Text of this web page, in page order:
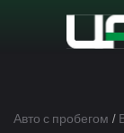
Авто с пробегом /